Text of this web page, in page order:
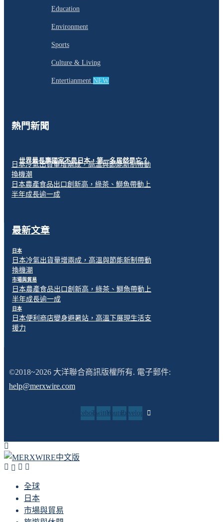
Education
Environment
Sports
Culture & Living
Entertianment NEW
熱門新聞
世界最長壽國家不是日本，第一名居然是它？
日本冷氣出貨量增兩成，高溫與節能新制帶動
換機潮
日本農產食品出口創新高，綠茶、鰤魚帶動上
半年成長逾一成
最新文章
日本
日本冷氣出貨量增兩成，高溫與節能新制帶動
換機潮
市場與貿易
日本農產食品出口創新高，綠茶、鰤魚帶動上
半年成長逾一成
日本
日本便利商店變身避暑站，高溫下展現生活支
援力
©2018~2026 大洋聯合商訊版權所有. 電子郵件:
help@merxwire.com
FacebookTwitterYoutubeEnvelope
全球
日本
市場與貿易